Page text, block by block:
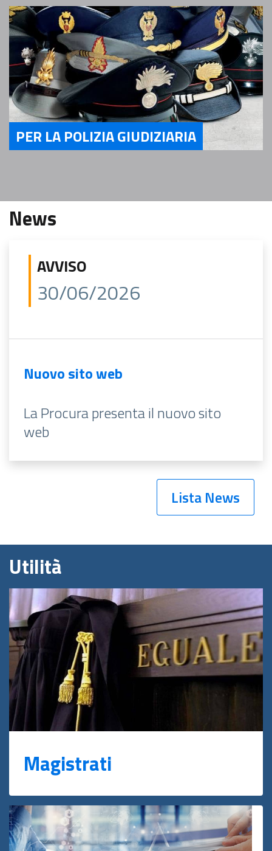
PER LA POLIZIA GIUDIZIARIA
News
AVVISO
30/06/2026
Nuovo sito web
La Procura presenta il nuovo sito
web
Lista News
Utilità
Magistrati